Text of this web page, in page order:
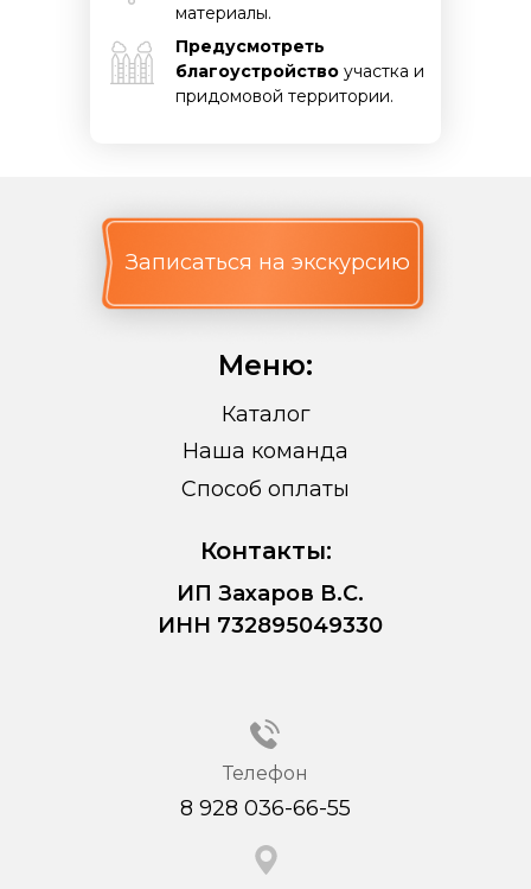
материалы.
Предусмотреть
благоустройство участка и
придомовой территории.
Контакты:
Меню:
Каталог
Наша команда
Способ оплаты
Записаться на экскурсию
8 928 036-66-55
Телефон
ИП Захаров В.С.
ИНН 732895049330